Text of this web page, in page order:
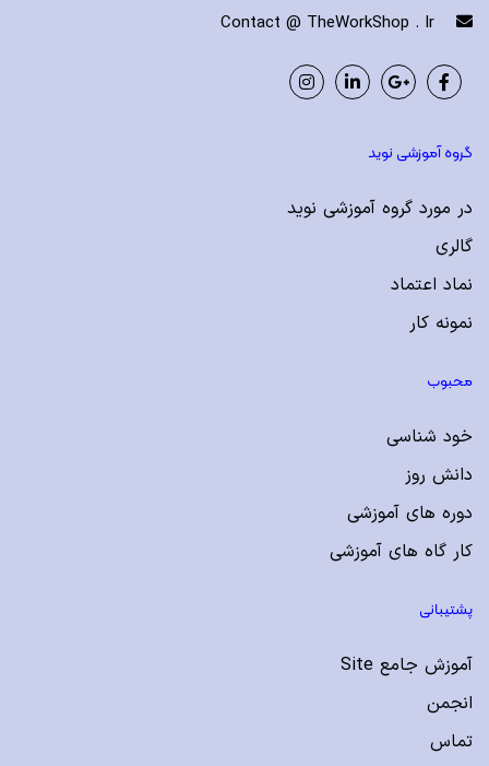
Contact @ TheWorkShop . Ir
Plus
گروه آموزشی نوید
در مورد گروه آموزشی نوید
گالری
نماد اعتماد
نمونه کار
محبوب
خود شناسی
دانش روز
دوره های آموزشی
کار گاه های آموزشی
پشتیبانی
آموزش جامع Site
انجمن
تماس